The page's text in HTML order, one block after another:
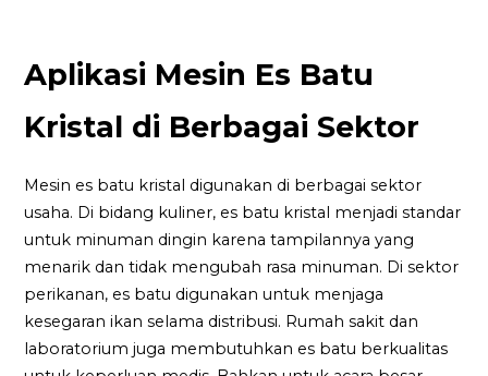
Aplikasi Mesin Es Batu
Kristal di Berbagai Sektor
Mesin es batu kristal digunakan di berbagai sektor
usaha. Di bidang kuliner, es batu kristal menjadi standar
untuk minuman dingin karena tampilannya yang
menarik dan tidak mengubah rasa minuman. Di sektor
perikanan, es batu digunakan untuk menjaga
kesegaran ikan selama distribusi. Rumah sakit dan
laboratorium juga membutuhkan es batu berkualitas